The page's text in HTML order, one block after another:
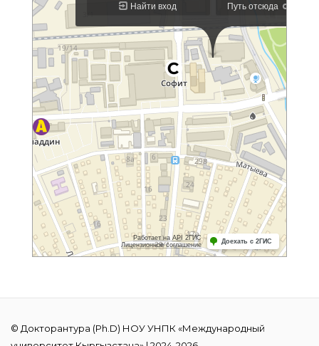
© Докторантура (Ph.D) НОУ УНПК «Международный